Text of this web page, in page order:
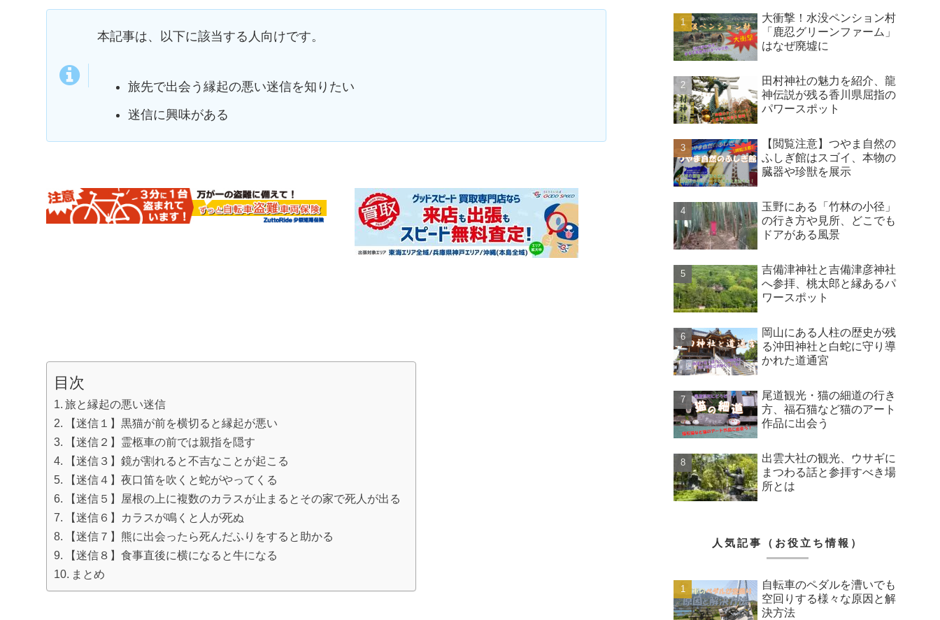
本記事は、以下に該当する人向けです。
旅先で出会う縁起の悪い迷信を知りたい
迷信に興味がある
目次
旅と縁起の悪い迷信
【迷信１】黒猫が前を横切ると縁起が悪い
【迷信２】霊柩車の前では親指を隠す
【迷信３】鏡が割れると不吉なことが起こる
【迷信４】夜口笛を吹くと蛇がやってくる
【迷信５】屋根の上に複数のカラスが止まるとその家で死人が出る
【迷信６】カラスが鳴くと人が死ぬ
【迷信７】熊に出会ったら死んだふりをすると助かる
【迷信８】食事直後に横になると牛になる
まとめ
大衝撃！水没ペンション村
「鹿忍グリーンファーム」
はなぜ廃墟に
田村神社の魅力を紹介、龍
神伝説が残る香川県屈指の
パワースポット
【閲覧注意】つやま自然の
ふしぎ館はスゴイ、本物の
臓器や珍獣を展示
玉野にある「竹林の小径」
の行き方や見所、どこでも
ドアがある風景
吉備津神社と吉備津彦神社
へ参拝、桃太郎と縁あるパ
ワースポット
岡山にある人柱の歴史が残
る沖田神社と白蛇に守り導
かれた道通宮
尾道観光・猫の細道の行き
方、福石猫など猫のアート
作品に出会う
出雲大社の観光、ウサギに
まつわる話と参拝すべき場
所とは
人気記事（お役立ち情報）
自転車のペダルを漕いでも
空回りする様々な原因と解
決方法